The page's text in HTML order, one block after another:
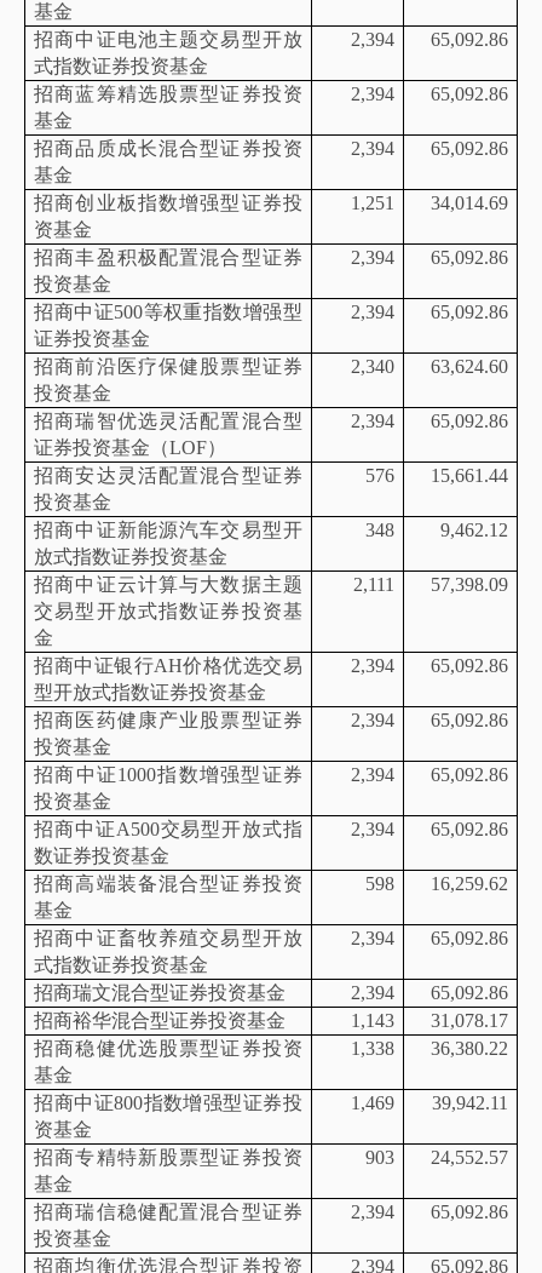
基金
招商中证电池主题交易型开放
式指数证券投资基金
2,394 65,092.86
招商蓝筹精选股票型证券投资
基金
2,394 65,092.86
招商品质成长混合型证券投资
基金
2,394 65,092.86
招商创业板指数增强型证券投
资基金
1,251 34,014.69
招商丰盈积极配置混合型证券
投资基金
2,394 65,092.86
招商中证500等权重指数增强型
证券投资基金
2,394 65,092.86
招商前沿医疗保健股票型证券
投资基金
2,340 63,624.60
招商瑞智优选灵活配置混合型
证券投资基金（LOF）
2,394 65,092.86
招商安达灵活配置混合型证券
投资基金
576 15,661.44
招商中证新能源汽车交易型开
放式指数证券投资基金
348 9,462.12
招商中证云计算与大数据主题
交易型开放式指数证券投资基
金
2,111 57,398.09
招商中证银行AH价格优选交易
型开放式指数证券投资基金
2,394 65,092.86
招商医药健康产业股票型证券
投资基金
2,394 65,092.86
招商中证1000指数增强型证券
投资基金
2,394 65,092.86
招商中证A500交易型开放式指
数证券投资基金
2,394 65,092.86
招商高端装备混合型证券投资
基金
598 16,259.62
招商中证畜牧养殖交易型开放
式指数证券投资基金
2,394 65,092.86
招商瑞文混合型证券投资基金 2,394
65,092.86
招商裕华混合型证券投资基金
1,143
31,078.17
招商稳健优选股票型证券投资
基金
1,338 36,380.22
招商中证800指数增强型证券投
资基金
1,469 39,942.11
招商专精特新股票型证券投资
基金
903 24,552.57
招商瑞信稳健配置混合型证券
投资基金
2,394 65,092.86
招商均衡优选混合型证券投资 2,394 65,092.86